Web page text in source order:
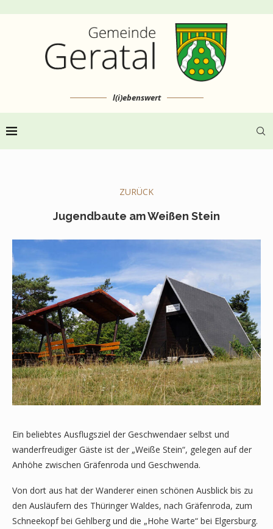
l(i)ebenswert
ZURÜCK
Jugendbaute am Weißen Stein
Ein beliebtes Ausflugsziel der Geschwendaer selbst und
wanderfreudiger Gäste ist der „Weiße Stein“, gelegen auf der
Anhöhe zwischen Gräfenroda und Geschwenda.
Von dort aus hat der Wanderer einen schönen Ausblick bis zu
den Ausläufern des Thüringer Waldes, nach Gräfenroda, zum
Schneekopf bei Gehlberg und die „Hohe Warte“ bei Elgersburg.